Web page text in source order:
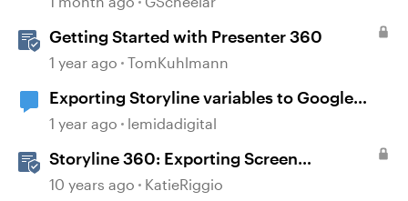
Getting Started with Presenter 360
1 year ago TomKuhlmann
Exporting Storyline variables to Google
Sheets
1 year ago lemidadigital
Storyline 360: Exporting Screen
Recordings
10 years ago KatieRiggio